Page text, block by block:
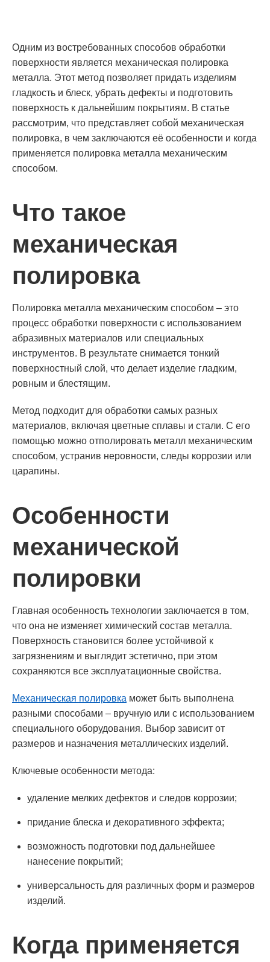
Одним из востребованных способов обработки
поверхности является механическая полировка
металла. Этот метод позволяет придать изделиям
гладкость и блеск, убрать дефекты и подготовить
поверхность к дальнейшим покрытиям. В статье
рассмотрим, что представляет собой механическая
полировка, в чем заключаются её особенности и когда
применяется полировка металла механическим
способом.
Что такое
механическая
полировка
Полировка металла механическим способом – это
процесс обработки поверхности с использованием
абразивных материалов или специальных
инструментов. В результате снимается тонкий
поверхностный слой, что делает изделие гладким,
ровным и блестящим.
Метод подходит для обработки самых разных
материалов, включая цветные сплавы и стали. С его
помощью можно отполировать металл механическим
способом, устранив неровности, следы коррозии или
царапины.
Особенности
механической
полировки
Главная особенность технологии заключается в том,
что она не изменяет химический состав металла.
Поверхность становится более устойчивой к
загрязнениям и выглядит эстетично, при этом
сохраняются все эксплуатационные свойства.
Механическая полировка может быть выполнена
разными способами – вручную или с использованием
специального оборудования. Выбор зависит от
размеров и назначения металлических изделий.
Ключевые особенности метода:
удаление мелких дефектов и следов коррозии;
придание блеска и декоративного эффекта;
возможность подготовки под дальнейшее
нанесение покрытий;
универсальность для различных форм и размеров
изделий.
Когда применяется